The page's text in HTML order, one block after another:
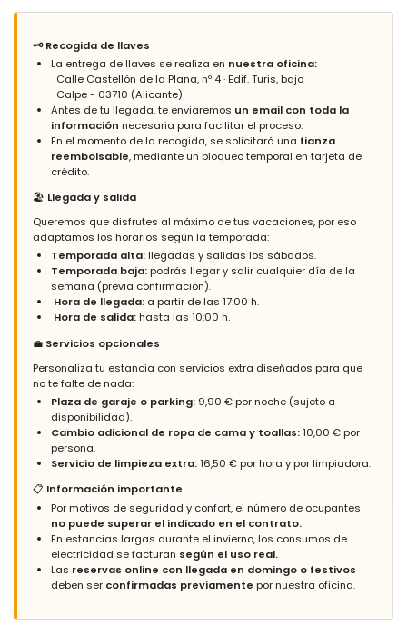
- 9,3
Parejas mayores - Agosto 2021 - España :
Estuvimos muy agusto
Todo muy bien
- 7,9
Familias con niños pequeños - Abril 2018 - Bélgica :
(Texto original)
Mooi en proper appartement, uitstekende ligging ten opzichte
van strand en winkels . Een aanrader
(Traducido por Google)
Bonito y limpio apartamento, excelente ubicación en relación a
la playa y comercios. Recomendado
- 7,3
Grupos de amigos - Marzo 2018 - Reino Unido :
(Texto original)
A very enjoyable stay in Calpe, the apartment is in a great
location and is clean and well maintained.
(Traducido por Google)
una excelente ubicación y está limpio y bien mantenido.
- 9,9
Parejas mayores - Octubre 2017 - Francia :
Très belle location.
🗝️ Recogida de llaves
La entrega de llaves se realiza en nuestra oficina:
Calle Castellón de la Plana, nº 4 · Edif. Turis, bajo
Calpe - 03710 (Alicante)
Antes de tu llegada, te enviaremos un email con toda la
información necesaria para facilitar el proceso.
En el momento de la recogida, se solicitará una fianza
reembolsable, mediante un bloqueo temporal en tarjeta de
crédito.
🏖️ Llegada y salida
Queremos que disfrutes al máximo de tus vacaciones, por eso
adaptamos los horarios según la temporada:
Temporada alta:llegadas y salidas los sábados.
Temporada baja:podrás llegar y salir cualquier día de la
semana (previa confirmación).
Hora de llegada: a partir de las 17:00 h.
Hora de salida:hasta las 10:00 h.
💼 Servicios opcionales
Personaliza tu estancia con servicios extra diseñados para que
no te falte de nada:
Plaza de garaje o parking: 9,90 € por noche (sujeto a
disponibilidad).
Cambio adicional de ropa de cama y toallas:10,00 € por
persona.
Servicio de limpieza extra:16,50 € por hora y por limpiadora.
📋 Información importante
Por motivos de seguridad y confort, el número de ocupantes
no puede superar el indicado en el contrato.
En estancias largas durante el invierno, los consumos de
electricidad se facturan según el uso real.
Las reservas online con llegada en domingo o festivos
deben ser confirmadas previamente por nuestra oficina.